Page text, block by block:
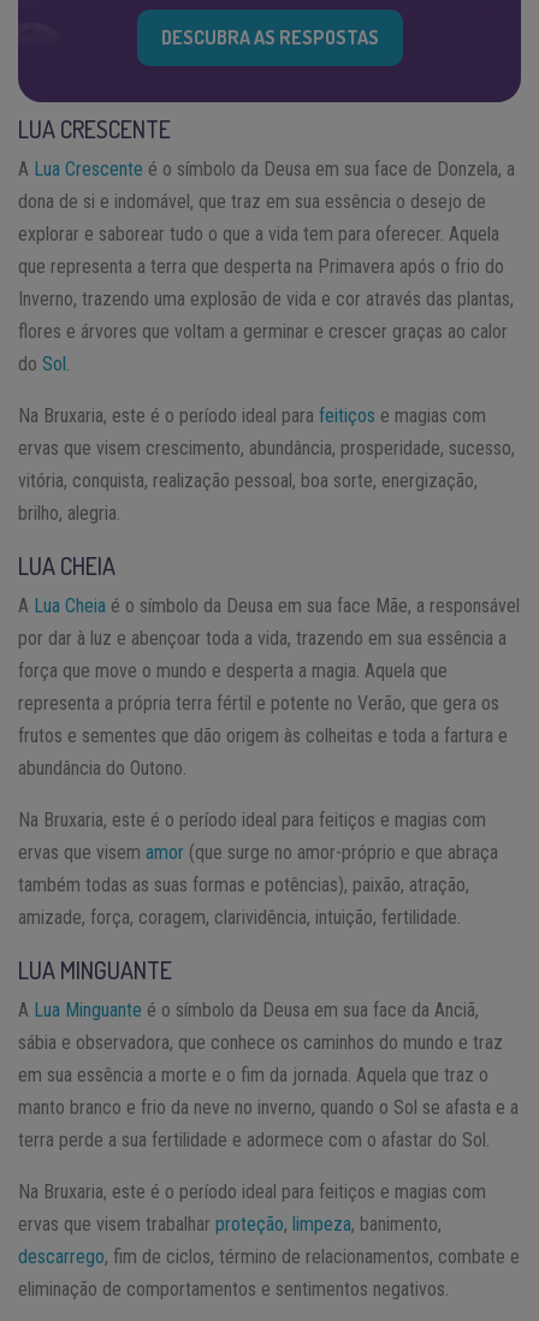
DESCUBRA AS RESPOSTAS
LUA CRESCENTE
A Lua Crescente é o símbolo da Deusa em sua face de Donzela, a
dona de si e indomável, que traz em sua essência o desejo de
explorar e saborear tudo o que a vida tem para oferecer. Aquela
que representa a terra que desperta na Primavera após o frio do
Inverno, trazendo uma explosão de vida e cor através das plantas,
flores e árvores que voltam a germinar e crescer graças ao calor
do Sol
Na Bruxaria, este é o período ideal para feitiços e magias com
ervas que visem crescimento, abundância, prosperidade, sucesso,
vitória, conquista, realização pessoal, boa sorte, energização,
brilho, alegria.
LUA CHEIA
A Lua Cheia é o símbolo da Deusa em sua face Mãe, a responsável
por dar à luz e abençoar toda a vida, trazendo em sua essência a
força que move o mundo e desperta a magia. Aquela que
representa a própria terra fértil e potente no Verão, que gera os
frutos e sementes que dão origem às colheitas e toda a fartura e
abundância do Outono.
Na Bruxaria, este é o período ideal para feitiços e magias com
ervas que visem amor (que surge no amor-próprio e que abraça
também todas as suas formas e potências), paixão, atração,
amizade, força, coragem, clarividência, intuição, fertilidade.
LUA MINGUANTE
A Lua Minguante é o símbolo da Deusa em sua face da Anciã,
sábia e observadora, que conhece os caminhos do mundo e traz
em sua essência a morte e o fim da jornada. Aquela que traz o
manto branco e frio da neve no inverno, quando o Sol se afasta e a
terra perde a sua fertilidade e adormece com o afastar do Sol.
Na Bruxaria, este é o período ideal para feitiços e magias com
ervas que visem trabalhar proteção, limpeza, banimento,
descarrego, fim de ciclos, término de relacionamentos, combate e
eliminação de comportamentos e sentimentos negativos.